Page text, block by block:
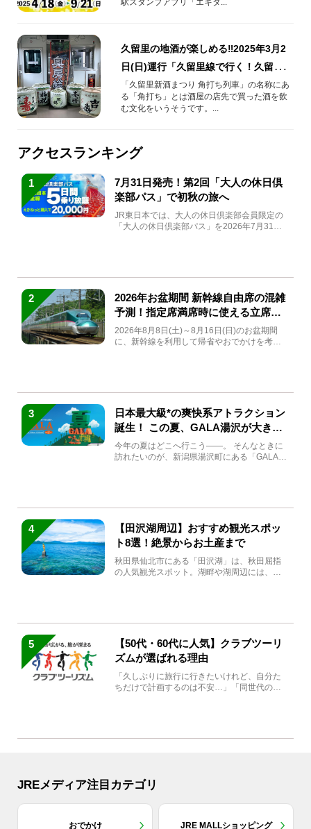
久留里の地酒が楽しめる‼2025年3月2
日(日)運行「久留里線で行く！久留里新
酒まつり 角打ち列車」
「久留里新酒まつり 角打ち列車」の名称にあ
る「角打ち」とは酒屋の店先で買った酒を飲
む文化をいうそうです。...
アクセスランキング
1
7月31日発売！第2回「大人の休日倶
楽部パス」で初秋の旅へ
JR東日本では、大人の休日倶楽部会員限定の
「大人の休日倶楽部パス」を2026年7月31日
2
2026年お盆期間 新幹線自由席の混雑
予測！指定席満席時に使える立席特
急券も解説
2026年8月8日(土)～8月16日(日)のお盆期間
に、新幹線を利用して帰省やおでかけを考え
3
日本最大級*の爽快系アトラクション
誕生！ この夏、GALA湯沢が大きく
生まれ変わる
今年の夏はどこへ行こう――。 そんなときに
訪れたいのが、新潟県湯沢町にある「GALA湯
4
【田沢湖周辺】おすすめ観光スポッ
ト8選！絶景からお土産まで
秋田県仙北市にある「田沢湖」は、秋田屈指
の人気観光スポット。湖畔や湖周辺には、田
5
【50代・60代に人気】クラブツーリ
ズムが選ばれる理由
「久しぶりに旅行に行きたいけれど、自分た
ちだけで計画するのは不安…」「同世代の方
JREメディア注目カテゴリ
おでかけ JRE MALLショッピング